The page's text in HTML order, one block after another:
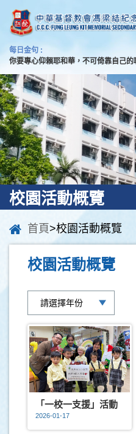
每日金句 :
你要專心仰賴耶和華，不可倚靠自己的
校園活動概覽
首頁>校園活動概覽
校園活動概覽
「一校一支援」活動
2026-01-17